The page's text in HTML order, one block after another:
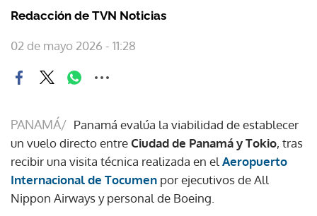
Redacción de TVN Noticias
02 de mayo 2026 - 11:28
PANAMÁ/ Panamá evalúa la viabilidad de establecer
un vuelo directo entreCiudad de Panamá y Tokio, tras
recibir una visita técnica realizada en el Aeropuerto
Internacional de Tocumen por ejecutivos de All
Nippon Airways y personal de Boeing.